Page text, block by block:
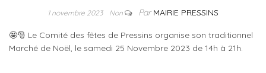
1 novembre 2023 Non ParMAIRIE PRESSINS
🤩🎅 Le Comité des fêtes de Pressins organise son traditionnel
Marché de Noël, le samedi 25 Novembre 2023 de 14h à 21h.